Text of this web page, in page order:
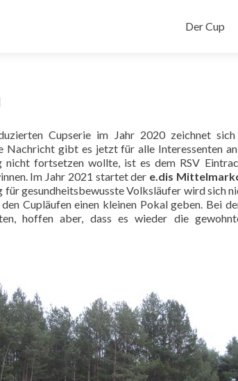
Inhalt
Der Cup
Cupserie im Jahr 2020 zeichnet
Nachricht gibt es jetzt für alle Interessenten
fortsetzen wollte, ist es dem RSV
Im Jahr 2021 startet der e.dis
gesundheitsbewusste Volksläufer wird sich
Cupläufen einen kleinen Pokal geben. Bei
hoffen aber, dass es wieder die